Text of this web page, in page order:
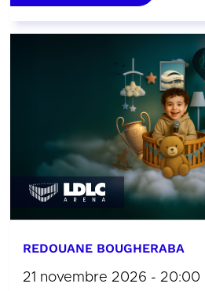
REDOUANE BOUGHERABA
21 novembre 2026 - 20:00